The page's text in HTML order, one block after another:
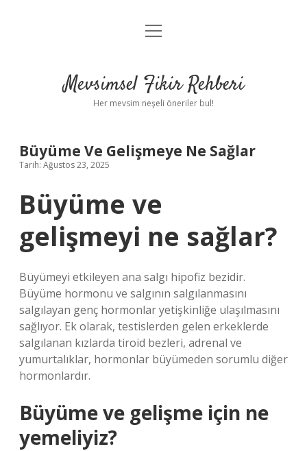
Anasayfa
Yasal Uyarı
menüyü
Mevsimsel Fikir Rehberi
Her mevsim neşeli öneriler bul!
Büyüme Ve Gelişmeye Ne Sağlar
Tarih: Ağustos 23, 2025
Büyüme ve
gelişmeyi ne sağlar?
Büyümeyi etkileyen ana salgı hipofiz bezidir.
Büyüme hormonu ve salgının salgılanmasını
salgılayan genç hormonlar yetişkinliğe ulaşılmasını
sağlıyor. Ek olarak, testislerden gelen erkeklerde
salgılanan kızlarda tiroid bezleri, adrenal ve
yumurtalıklar, hormonlar büyümeden sorumlu diğer
hormonlardır.
Büyüme ve gelişme için ne
yemeliyiz?